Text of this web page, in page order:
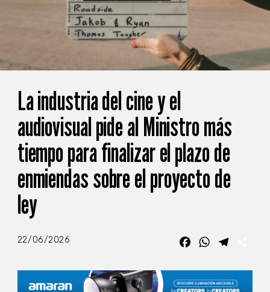
La industria del cine y el
audiovisual pide al Ministro más
tiempo para finalizar el plazo de
enmiendas sobre el proyecto de
ley
22/06/2026 FacebookWhatsApp